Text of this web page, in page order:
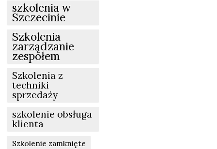
szkolenia w
Szczecinie
Szkolenia
zarządzanie
zespołem
Szkolenia z
techniki
sprzedaży
szkolenie obsługa
klienta
Szkolenie zamknięte